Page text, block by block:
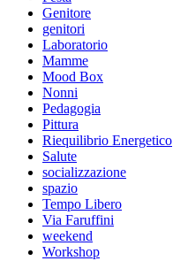
Genitore
genitori
Laboratorio
Mamme
Mood Box
Nonni
Pedagogia
Pittura
Riequilibrio Energetico
Salute
socializzazione
spazio
Tempo Libero
Via Faruffini
weekend
Workshop